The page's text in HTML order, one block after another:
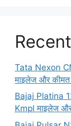
Tata Nexon
माइलेज और
Bajaj Platina
Kmpl माइलेज